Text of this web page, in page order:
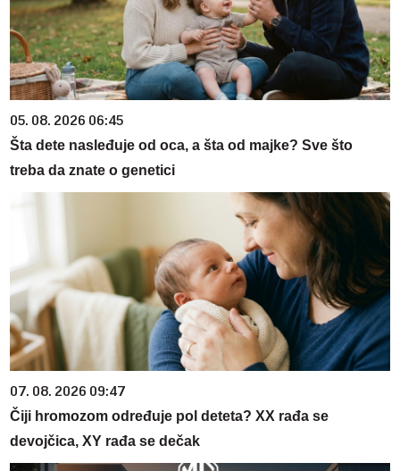
05. 08. 2026 06:45
Šta dete nasleđuje od oca, a šta od majke? Sve što
treba da znate o genetici
07. 08. 2026 09:47
Čiji hromozom određuje pol deteta? XX rađa se
devojčica, XY rađa se dečak